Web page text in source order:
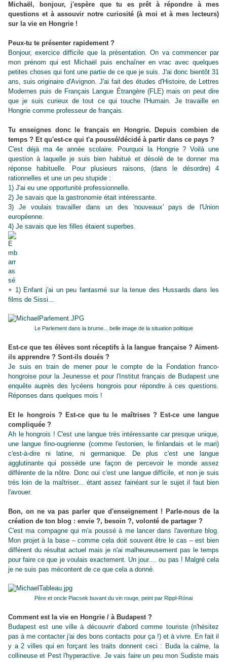
Michaël, bonjour, j'espère que tu es prêt à répondre à mes
questions et à assouvir notre curiosité (à moi et à mes lecteurs)
sur la vie en Hongrie !
Peux-tu te présenter rapidement ?
Bonjour, exercice difficile que la présentation. On va commencer par
mon prénom qui est Michaël puis enchaîner en vrac avec quelques
petites choses qui font une partie de ce que je suis. J'ai donc bientôt 31
ans, suis originaire d'Avignon. J'ai fait des études d'Histoire, de Lettres
Modernes puis de Français Langue Étrangère (FLE) mais on peut dire
que je suis curieux de tout ce qui touche l'Humain. Je travaille en
Hongrie comme professeur de français.
Tu enseignes donc le français en Hongrie. Depuis combien de
temps ? Et qu'est-ce qui t'a poussé/décidé à partir dans ce pays ?
C'est déjà ma 4e année scolaire. Pourquoi la Hongrie ? Voilà une
question à laquelle je suis bien habitué et désolé de te donner ma
réponse habituelle. Pour plusieurs raisons, (dans le désordre) 4
rationnelles et une un peu stupide :
1) J'ai eu une opportunité professionnelle.
2) Je savais que la gastronomie était intéressante.
3) Je voulais travailler dans un des 'nouveaux' pays de l'Union
européenne.
4) Je savais que les filles étaient superbes.
+ 1) Enfant j'ai un peu fantasmé sur la tenue des Hussards dans les
films de Sissi...
Le Parlement dans la brume... belle image de la situation politique
Est-ce que tes élèves sont réceptifs à la langue française ? Aiment-
ils apprendre ? Sont-ils doués ?
Je suis en train de mener pour le compte de la Fondation franco-
hongroise pour la Jeunesse et pour l'Institut français de Budapest une
enquête auprès des lycéens hongrois pour répondre à ces questions.
Réponses dans quelques mois !
Et le hongrois ? Est-ce que tu le maîtrises ? Est-ce une langue
compliquée ?
Ah le hongrois ! C'est une langue très intéressante car presque unique,
une langue fino-ougrienne (comme l'estonien, le finlandais et le mari)
c'est-à-dire ni latine, ni germanique. De plus c'est une langue
agglutinante qui possède une façon de percevoir le monde assez
différente de la nôtre. Donc oui c'est une langue difficile, et non je suis
très loin de la maîtriser... étant assez fainéant sur le sujet il faut bien
l'avouer.
Bon, on ne va pas parler que d'enseignement ! Parle-nous de la
création de ton blog : envie ?, besoin ?, volonté de partager ?
C'est ma compagne qui m'a poussé à me lancer dans l'aventure blog.
Mon projet à la base – comme cela doit souvent être le cas – est bien
différent du résultat actuel mais je n'ai malheureusement pas le temps
pour faire ce que je voulais exactement. Un jour.... ou pas ! Malgré cela
je ne suis pas mécontent de ce que cela a donné.
Père et oncle Piacsek buvant du vin rouge, peint par Rippl-Rónai
Comment est la vie en Hongrie / à Budapest ?
Budapest est une ville à découvrir d'abord comme touriste (n'hésitez
pas à me contacter j'ai des bons contacts pour ça !) et à vivre. En fait il
y a 2 villes qui en forçant les traits donnent ceci : Buda la calme, la
collineuse et Pest l'hyperactive. Je vais faire un peu mon Sudiste mais